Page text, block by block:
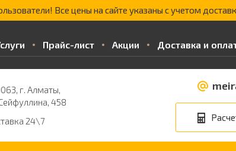
Все цены на сайте указаны с учетом
Прайс-лист Акции Доставка и
г. Алматы,
458
24\7